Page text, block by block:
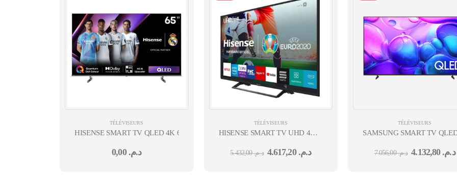
TÉLÉVISEURS
HISENSE SMART TV QLED 4K 65'' 24 MOIS
د.م. 0,00
TÉLÉVISEURS
HISENSE SMART TV UHD 4K 55''
د.م.5.432,00 د.م. 4.617,20
TÉLÉVISEURS
SAMSUNG SMART TV
د.م.7.056,00 د.م. 4.132,80